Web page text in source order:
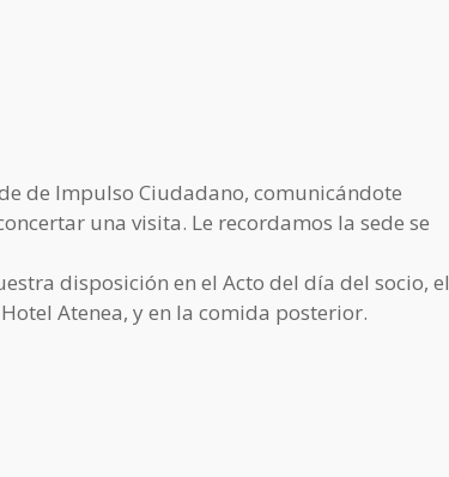
de Impulso Ciudadano, comunicándote
una visita. Le recordamos la sede se
disposición en el Acto del día del socio, el
Atenea, y en la comida posterior.